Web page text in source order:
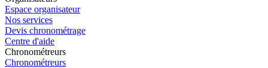
Espace organisateur
Nos services
Devis chronométrage
Centre d'aide
Chronométreurs
Chronométreurs